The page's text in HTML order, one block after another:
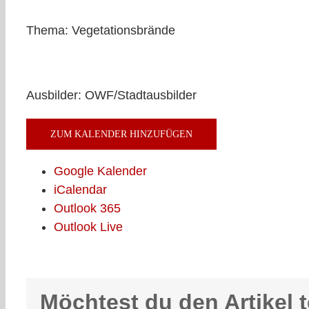
Thema: Vegetationsbrände
Ausbilder: OWF/Stadtausbilder
ZUM KALENDER HINZUFÜGEN
Google Kalender
iCalendar
Outlook 365
Outlook Live
Möchtest du den Artikel